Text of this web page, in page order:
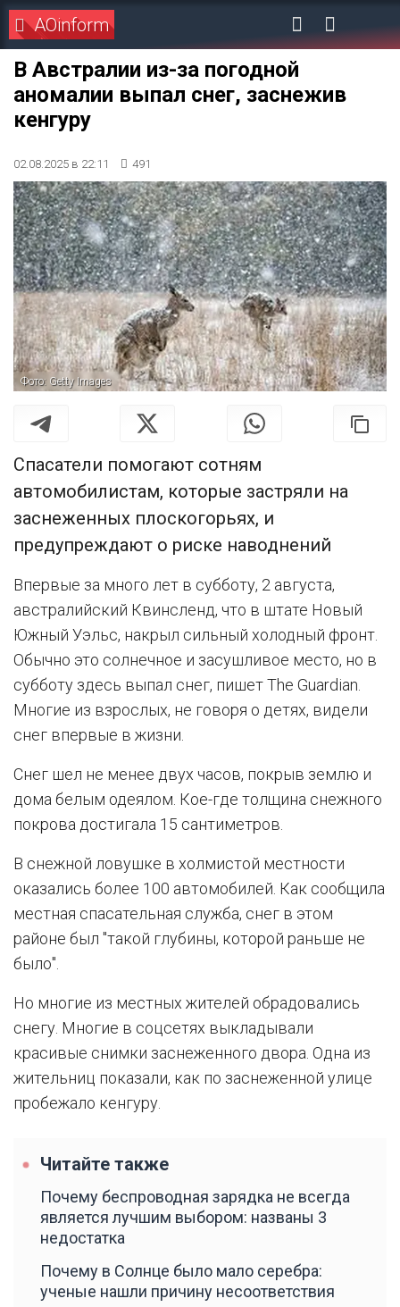
AOinform
В Австралии из-за погодной
аномалии выпал снег, заснежив
кенгуру
02.08.2025 в 22:11 491
Фото: Getty Images
Спасатели помогают сотням
автомобилистам, которые застряли на
заснеженных плоскогорьях, и
предупреждают о риске наводнений
Впервые за много лет в субботу, 2 августа,
австралийский Квинсленд, что в штате Новый
Южный Уэльс, накрыл сильный холодный фронт.
Обычно это солнечное и засушливое место, но в
субботу здесь выпал снег, пишет The Guardian.
Многие из взрослых, не говоря о детях, видели
снег впервые в жизни.
Снег шел не менее двух часов, покрыв землю и
дома белым одеялом. Кое-где толщина снежного
покрова достигала 15 сантиметров.
В снежной ловушке в холмистой местности
оказались более 100 автомобилей. Как сообщила
местная спасательная служба, снег в этом
районе был "такой глубины, которой раньше не
было".
Но многие из местных жителей обрадовались
снегу. Многие в соцсетях выкладывали
красивые снимки заснеженного двора. Одна из
жительниц показали, как по заснеженной улице
пробежало кенгуру.
Читайте также
Почему беспроводная зарядка не всегда
является лучшим выбором: названы 3
недостатка
Почему в Солнце было мало серебра:
ученые нашли причину несоответствия